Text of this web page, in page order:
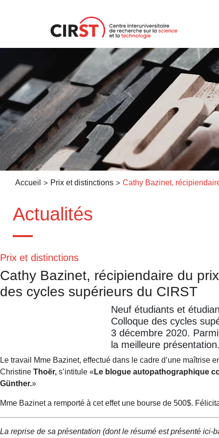
Accueil > Prix et distinctions >
Actualités
Prix et distinctions
Cathy Bazinet, récipiendaire du
des cycles supérieurs du CIRST
Neuf étudiants et
Colloque des cycles
3 décembre 2020.
la meilleure présentation.
Le travail Mme Bazinet, effectué dans le cadre d’une maîtrise
Christine Thoër, s’intitule « Le blogue autopathographique
Günther.»
Mme Bazinet a remporté à cet effet une bourse de 500$.
La reprise de sa présentation (dont le résumé est présenté ici-